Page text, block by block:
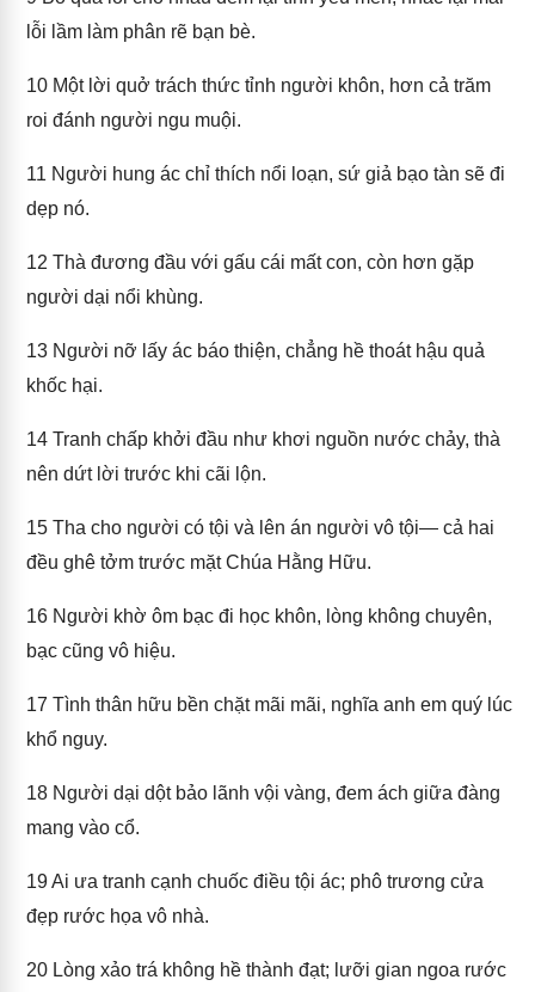
lỗi lầm làm phân rẽ bạn bè.
10 Một lời quở trách thức tỉnh người khôn, hơn cả trăm
roi đánh người ngu muội.
11 Người hung ác chỉ thích nổi loạn, sứ giả bạo tàn sẽ đi
dẹp nó.
12 Thà đương đầu với gấu cái mất con, còn hơn gặp
người dại nổi khùng.
13 Người nỡ lấy ác báo thiện, chẳng hề thoát hậu quả
khốc hại.
14 Tranh chấp khởi đầu như khơi nguồn nước chảy, thà
nên dứt lời trước khi cãi lộn.
15 Tha cho người có tội và lên án người vô tội— cả hai
đều ghê tởm trước mặt Chúa Hằng Hữu.
16 Người khờ ôm bạc đi học khôn, lòng không chuyên,
bạc cũng vô hiệu.
17 Tình thân hữu bền chặt mãi mãi, nghĩa anh em quý lúc
khổ nguy.
18 Người dại dột bảo lãnh vội vàng, đem ách giữa đàng
mang vào cổ.
19Ai ưa tranh cạnh chuốc điều tội ác; phô trương cửa
đẹp rước họa vô nhà.
20 Lòng xảo trá không hề thành đạt; lưỡi gian ngoa rước